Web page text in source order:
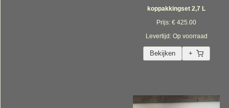
koppakkingset 2,7 L
Prijs: € 425.00
Levertijd: Op voorraad
Bekijken +